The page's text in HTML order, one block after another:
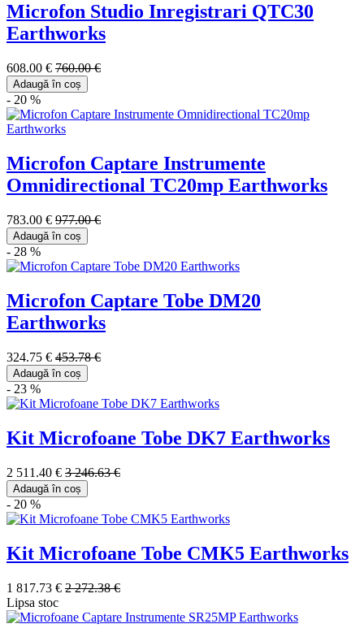
Microfon Studio Inregistrari QTC30
Earthworks
608.00 € 760.00 €
Adaugă în coș
- 20 %
Microfon Captare Instrumente
Omnidirectional TC20mp Earthworks
783.00 € 977.00 €
Adaugă în coș
- 28 %
Microfon Captare Tobe DM20
Earthworks
324.75 € 453.78 €
Adaugă în coș
- 23 %
Kit Microfoane Tobe DK7 Earthworks
2 511.40 € 3 246.63 €
Adaugă în coș
- 20 %
Kit Microfoane Tobe CMK5 Earthworks
1 817.73 € 2 272.38 €
Lipsa stoc